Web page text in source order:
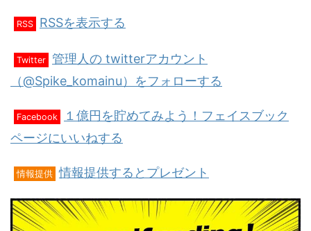
RSS RSSを表示する
Twitter 管理人の twitterアカウント
（@Spike_komainu）をフォローする
Facebook
１億円を貯めてみよう！フェイスブック
ページにいいねする
情報提供 情報提供するとプレゼント